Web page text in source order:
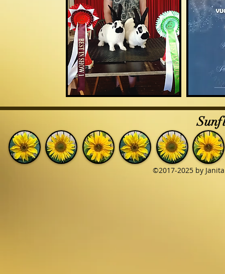
©2017-2025 by